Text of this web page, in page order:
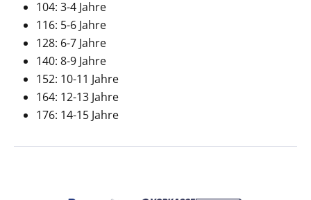
104: 3-4 Jahre
116: 5-6 Jahre
128: 6-7 Jahre
140: 8-9 Jahre
152: 10-11 Jahre
164: 12-13 Jahre
176: 14-15 Jahre